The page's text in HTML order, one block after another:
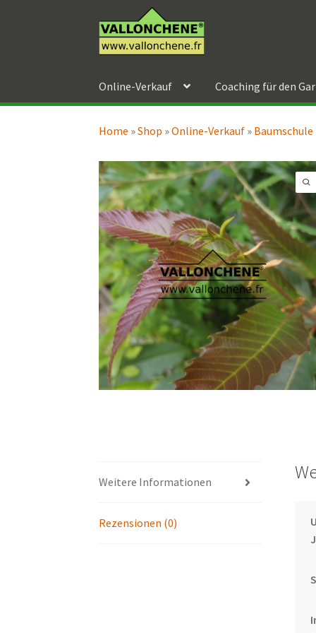
Navigation
springen
Inhalt
springen
Online-Verkauf Coaching für den
Home »Shop »Online-Verkauf » Baumschule
Weitere Informationen
Rezensionen (0)